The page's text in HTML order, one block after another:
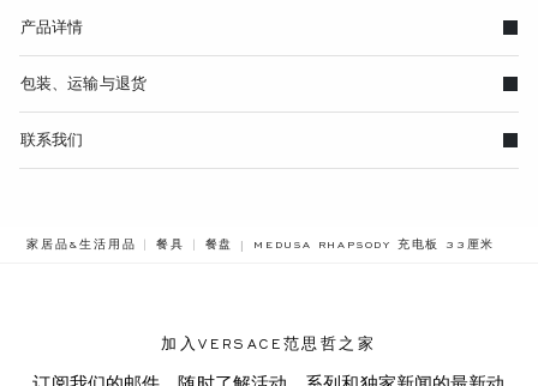
产品详情
包装、运输与退货
联系我们
家居品&生活用品 餐具 餐盘 BREADCRUMB.ADA.LABEL.CURRENT
MEDUSA RHAPSODY 充电板 33厘米
加入VERSACE范思哲之家